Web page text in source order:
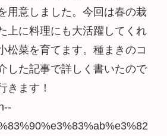
用意しました。今回は春の栽
上に料理にも大活躍してくれ
松菜を育てます。種まきのコ
した記事で詳しく書いたので
きます！